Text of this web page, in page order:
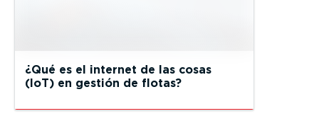
¿Qué es el internet de las cosas
(IoT) en gestión de flotas?